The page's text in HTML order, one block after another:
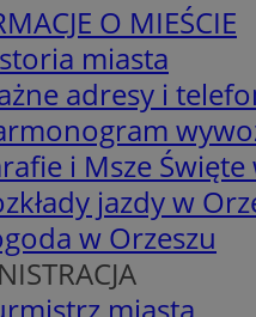
O MIEŚCIE
miasta
adresy i
i Msze Święte
jazdy w
w Orzeszu
miasta